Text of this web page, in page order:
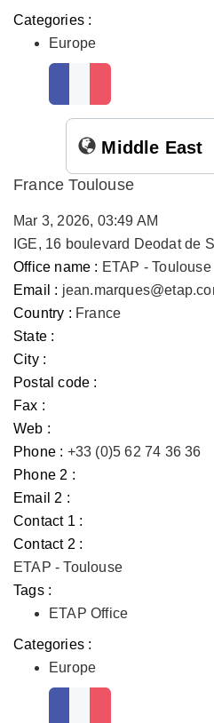
Categories :
Europe
Middle East
France Toulouse
Mar 3, 2026, 03:49 AM
IGE, 16 boulevard Deodat de
Office name : ETAP - Toulouse
Email :
Country : France
State :
City :
Postal code :
Fax :
Web :
Phone : +33 (0)5 62 74 36 36
Phone 2 :
Email 2 :
Contact 1 :
Contact 2 :
ETAP - Toulouse
Tags :
ETAP Office
Categories :
Europe